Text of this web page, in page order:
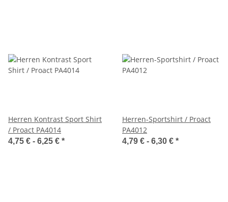
Herren Kontrast Sport Shirt
/ Proact PA4014
4,75 € - 6,25 € *
Herren-Sportshirt / Proact
PA4012
4,79 € - 6,30 € *